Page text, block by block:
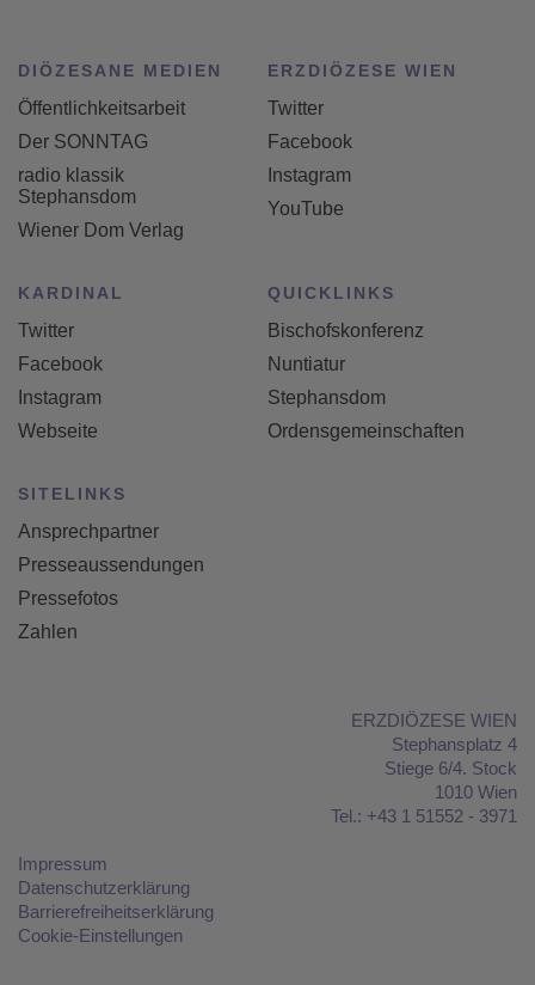
DIÖZESANE MEDIEN
Öffentlichkeitsarbeit
Der SONNTAG
radio klassik
Stephansdom
Wiener Dom Verlag
ERZDIÖZESE WIEN
Twitter
Facebook
Instagram
YouTube
KARDINAL
Twitter
Facebook
Instagram
Webseite
QUICKLINKS
Bischofskonferenz
Nuntiatur
Stephansdom
Ordensgemeinschaften
SITELINKS
Ansprechpartner
Presseaussendungen
Pressefotos
Zahlen
ERZDIÖZESE WIEN
Stephansplatz 4
Stiege 6/4. Stock
1010 Wien
Tel.: +43 1 51552 - 3971
Impressum
Datenschutzerklärung
Barrierefreiheitserklärung
Cookie-Einstellungen